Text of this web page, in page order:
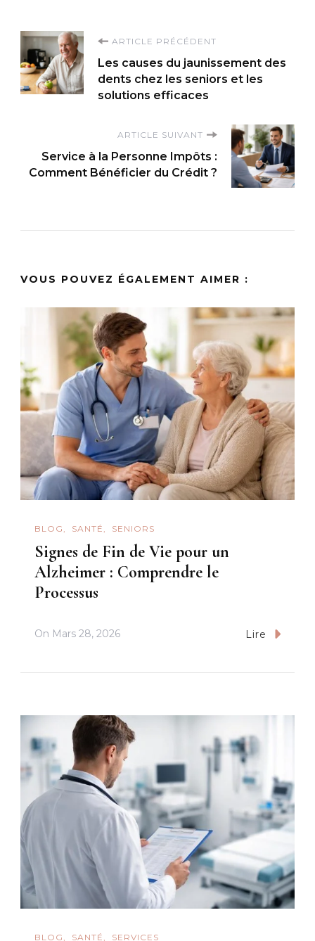
Navigation
d'article
ARTICLE PRÉCÉDENT
Les causes du jaunissement des
dents chez les seniors et les
solutions efficaces
ARTICLE SUIVANT
Service à la Personne Impôts :
Comment Bénéficier du Crédit ?
VOUS POUVEZ ÉGALEMENT AIMER :
BLOG SANTÉ SENIORS
Signes de Fin de Vie pour un
Alzheimer : Comprendre le
Processus
On Mars 28, 2026 Lire
BLOG SANTÉ SERVICES